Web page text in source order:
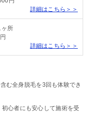
詳細はこちら＞＞
所
詳細はこちら＞＞
む全身脱毛を3回も体験でき
心者にも安心して施術を受